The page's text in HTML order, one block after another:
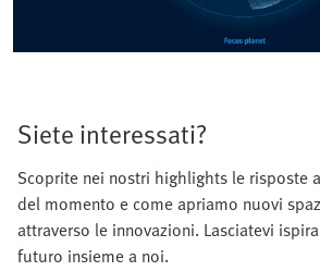
Siete interessati?
Scoprite nei nostri highlights le risposte
del momento e come apriamo nuovi
attraverso le innovazioni. Lasciatevi
futuro insieme a noi.